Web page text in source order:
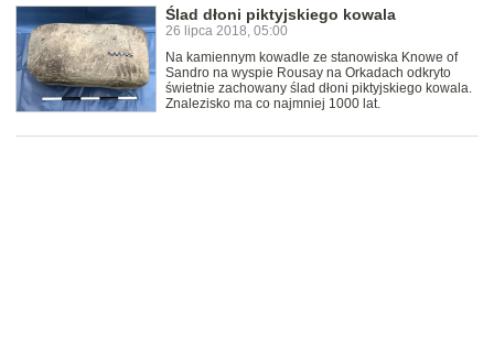
Ślad dłoni piktyjskiego kowala
26 lipca 2018, 05:00
Na kamiennym kowadle ze stanowiska Knowe of
Sandro na wyspie Rousay na Orkadach odkryto
świetnie zachowany ślad dłoni piktyjskiego kowala.
Znalezisko ma co najmniej 1000 lat.